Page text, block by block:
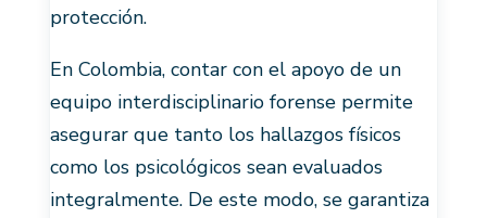
protección.
En Colombia, contar con el apoyo de un
equipo interdisciplinario forense permite
asegurar que tanto los hallazgos físicos
como los psicológicos sean evaluados
integralmente. De este modo, se garantiza